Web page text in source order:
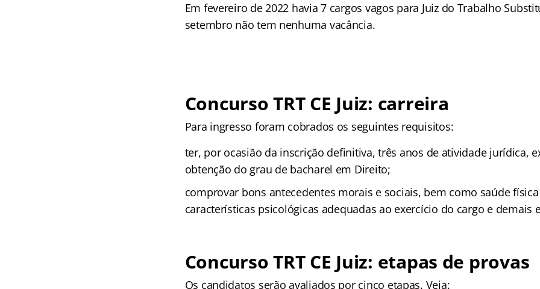
Em fevereiro de 2022 havia 7 cargos vagos para Juiz do Trabalho
setembro não tem nenhuma vacância.
Concurso TRT CE Juiz: carreira
Para ingresso foram cobrados os seguintes requisitos:
ter, por ocasião da inscrição definitiva, três anos de atividade jurídica,
obtenção do grau de bacharel em Direito;
comprovar bons antecedentes morais e sociais, bem como saúde
características psicológicas adequadas ao exercício do cargo e demais
Concurso TRT CE Juiz: etapas de provas
Os candidatos serão avaliados por cinco etapas. Veja: